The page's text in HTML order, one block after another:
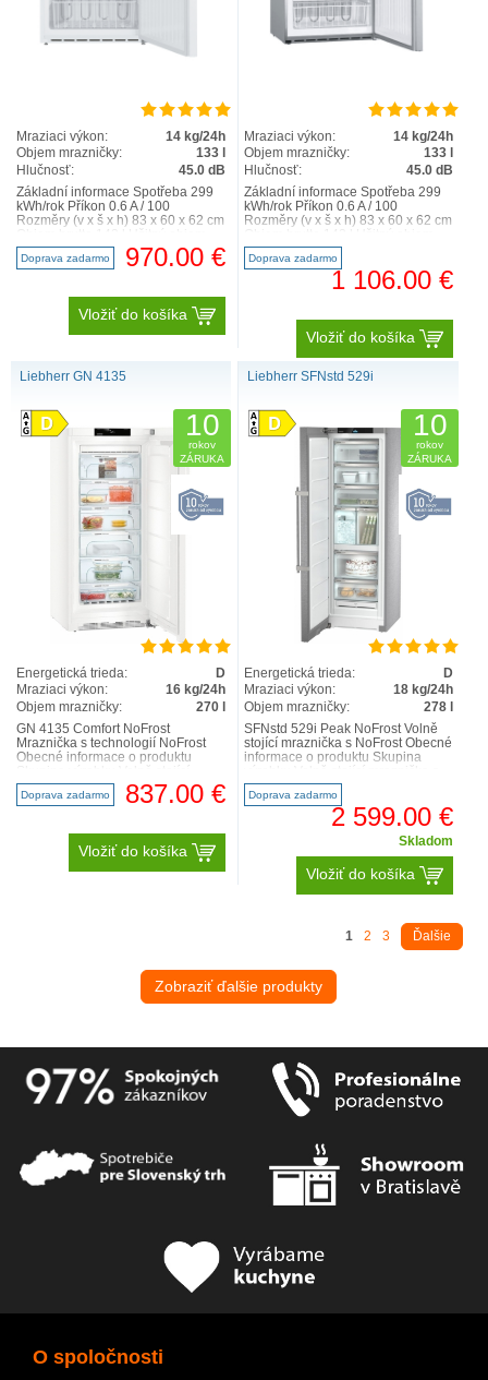
Mraziaci výkon:
14 kg/24h
Objem mrazničky:
133 l
Hlučnosť:
45.0 dB
Základní informace Spotřeba 299
kWh/rok Příkon 0.6 A / 100
Rozměry (v x š x h) 83 x 60 x 62 cm
133 l Mraz..
Doprava zadarmo 970.00 €
Vložiť do košíka
Mraziaci výkon:
14 kg/24h
Objem mrazničky:
133 l
Hlučnosť:
45.0 dB
Základní informace Spotřeba 299
kWh/rok Příkon 0.6 A / 100
Rozměry (v x š x h) 83 x 60 x 62 cm
133 l Mraz..
Doprava zadarmo
1 106.00 €
Vložiť do košíka
Liebherr GN 4135
10
rokov
ZÁRUKA
Energetická trieda:
D
Mraziaci výkon:
16 kg/24h
Objem mrazničky:
270 l
GN 4135 Comfort NoFrost
Mraznička s technologií NoFrost
Obecné informace o produktu
mraznička s NoFrost GTIN 40168..
Doprava zadarmo 837.00 €
Vložiť do košíka
Liebherr SFNstd 529i
10
rokov
ZÁRUKA
Energetická trieda:
D
Mraziaci výkon:
18 kg/24h
Objem mrazničky:
278 l
SFNstd 529i Peak NoFrost Volně
stojící mraznička s NoFrost Obecné
informace o produktu Skupina
NoFrost GTIN ..
Doprava zadarmo
2 599.00 €
Skladom
Vložiť do košíka
1 2 3 Ďalšie
Zobraziť ďalšie produkty
O spoločnosti